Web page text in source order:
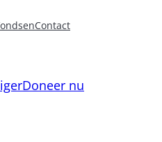
Contact
Doneer nu